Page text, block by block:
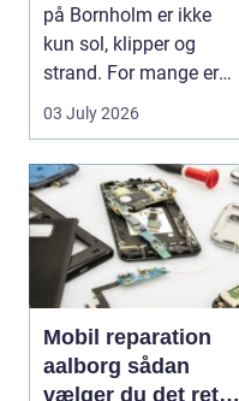
på Bornholm er ikke
kun sol, klipper og
strand. For mange er
en stabil intern...
03 July 2026
Mobil reparation
aalborg sådan
vælger du det rette